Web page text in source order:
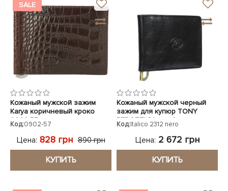
SALE
Кожаный мужской зажим
Karya коричневый кроко
0902-57
Код:0902-57
Цена: 828 грн 890 грн
КУПИТЬ
Кожаный мужской черный
зажим для купюр TONY
PEROTTI (Италия)
Код:Italico 2312 nero
Цена: 2 672 грн
КУПИТЬ